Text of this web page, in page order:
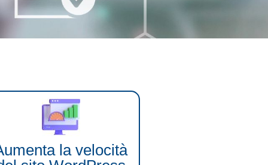
la velocità